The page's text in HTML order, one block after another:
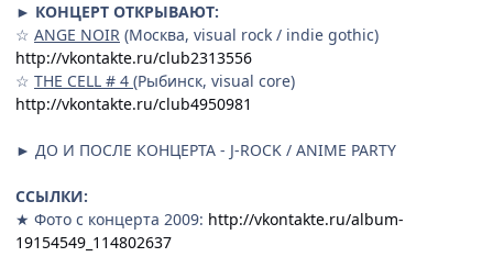
► КОНЦЕРТ ОТКРЫВАЮТ:
☆ ANGE NOIR (Москва, visual rock / indie gothic)
http://vkontakte.ru/club2313556
☆ THE CELL # 4 (Рыбинск, visual core)
http://vkontakte.ru/club4950981
► ДО И ПОСЛЕ КОНЦЕРТА - J-ROCK / ANIME PARTY
ССЫЛКИ:
★ Фото с концерта 2009: http://vkontakte.ru/album-
19154549_114802637